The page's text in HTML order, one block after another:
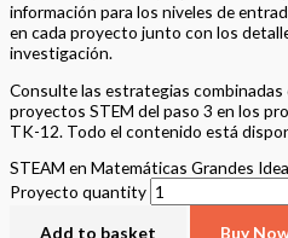
información para los niveles de
en cada proyecto junto con los
investigación.
Consulte las estrategias combinadas
proyectos STEM del paso 3 en los
TK-12. Todo el contenido está
STEAM en Matemáticas Grandes
Proyecto quantity
Add to basket
Buy